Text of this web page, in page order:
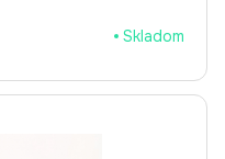
Skladom